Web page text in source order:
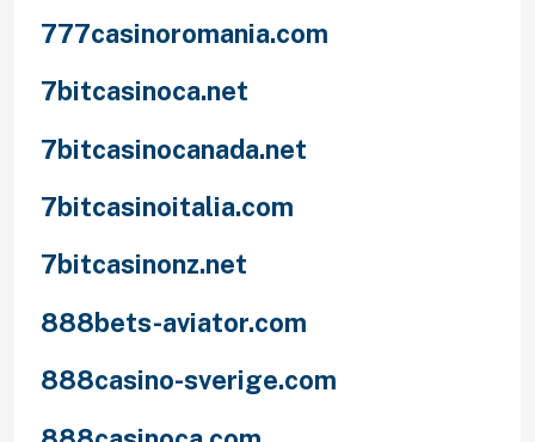
777casinoromania.com
7bitcasinoca.net
7bitcasinocanada.net
7bitcasinoitalia.com
7bitcasinonz.net
888bets-aviator.com
888casino-sverige.com